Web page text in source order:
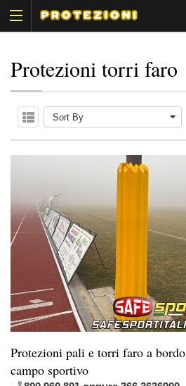
Protezioni torri faro
Sort By
Protezioni pali e torri faro a bordo
campo sportivo